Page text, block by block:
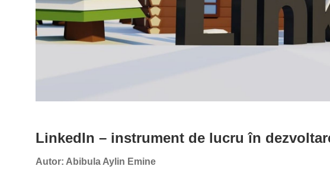
LinkedIn – instrument de lucru în
Autor: Abibula Aylin Emine